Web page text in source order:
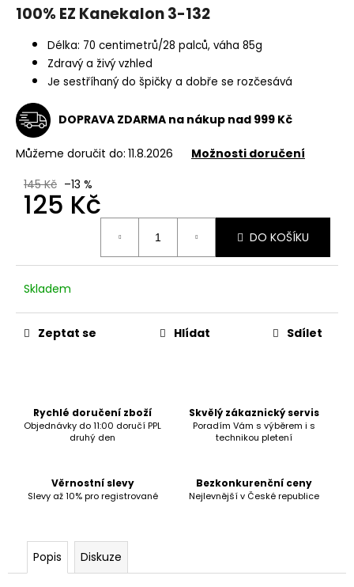
100% EZ Kanekalon 3-132
Délka: 70 centimetrů/28 palců, váha 85g
Zdravý a živý vzhled
Je sestříhaný do špičky a dobře se rozčesává
DOPRAVA ZDARMA na nákup nad 999 Kč
Můžeme doručit do: 11.8.2026
Možnosti doručení
145 Kč –13 %
125 Kč
DO KOŠÍKU
Skladem
Zeptat se Hlídat Sdílet
Rychlé doručení zboží
Objednávky do 11:00 doručí PPL
druhý den
Skvělý zákaznický servis
Poradím Vám s výběrem i s
technikou pletení
Věrnostní slevy
Slevy až 10% pro registrované
Bezkonkurenční ceny
Nejlevnější v České republice
Popis Diskuze
a
?
o
p
u
m